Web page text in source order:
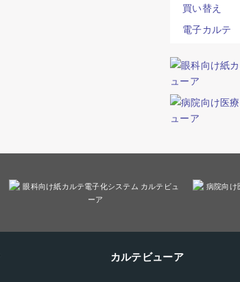
買い替え
電子カルテ
カルテビューア